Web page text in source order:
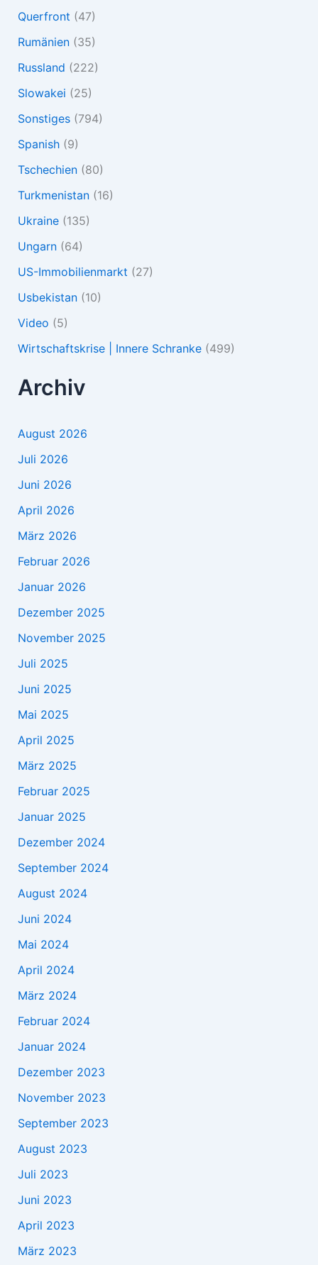
Querfront (47)
Rumänien(35)
Russland (222)
Slowakei (25)
Sonstiges(794)
Spanish(9)
Tschechien(80)
Turkmenistan(16)
Ukraine(135)
Ungarn(64)
US-Immobilienmarkt (27)
Usbekistan(10)
Video (5)
Wirtschaftskrise | Innere Schranke(499)
Archiv
August 2026
Juli 2026
Juni 2026
April 2026
März 2026
Februar 2026
Januar 2026
Dezember 2025
November 2025
Juli 2025
Juni 2025
Mai 2025
April 2025
März 2025
Februar 2025
Januar 2025
Dezember 2024
September 2024
August 2024
Juni 2024
Mai 2024
April 2024
März 2024
Februar 2024
Januar 2024
Dezember 2023
November 2023
September 2023
August 2023
Juli 2023
Juni 2023
April 2023
März 2023